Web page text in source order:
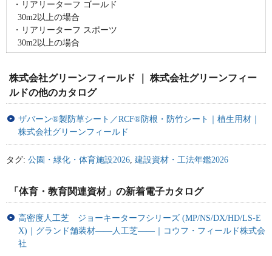
・リアリーターフ ゴールド
30m2以上の場合
・リアリーターフ スポーツ
30m2以上の場合
株式会社グリーンフィールド ｜ 株式会社グリーンフィー
ルドの他のカタログ
ザバーン®製防草シート／RCF®防根・防竹シート｜植生用材｜
株式会社グリーンフィールド
タグ: 公園・緑化・体育施設2026, 建設資材・工法年鑑2026
「体育・教育関連資材」の新着電子カタログ
高密度人工芝 ジョーキーターフシリーズ (MP/NS/DX/HD/LS-E
X)｜グランド舗装材――人工芝―—｜コウフ・フィールド株式会
社